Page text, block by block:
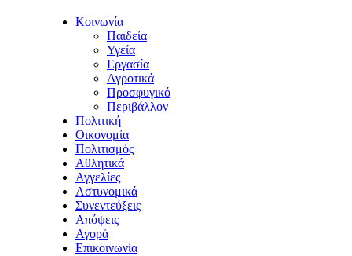
Κοινωνία
Παιδεία
Υγεία
Εργασία
Αγροτικά
Προσφυγικό
Περιβάλλον
Πολιτική
Οικονομία
Πολιτισμός
Αθλητικά
Αγγελίες
Αστυνομικά
Συνεντεύξεις
Απόψεις
Αγορά
Επικοινωνία